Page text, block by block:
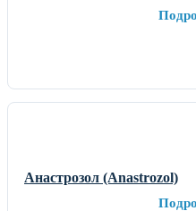
Анастрозол (Anastrozol)